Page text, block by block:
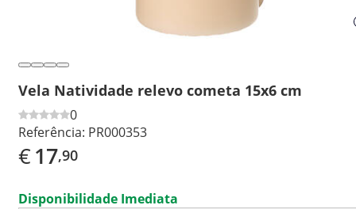
Vela Natividade relevo cometa 15x6 cm
0
Referência: PR000353
€17,90
Disponibilidade Imediata